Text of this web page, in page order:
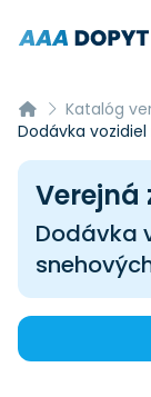
Katalóg
Dodávka
Verejná
Dodávka